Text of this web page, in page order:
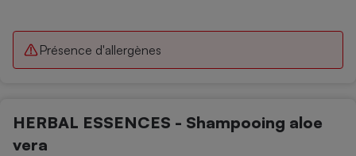
Présence d'allergènes
HERBAL ESSENCES - Shampooing aloe
vera